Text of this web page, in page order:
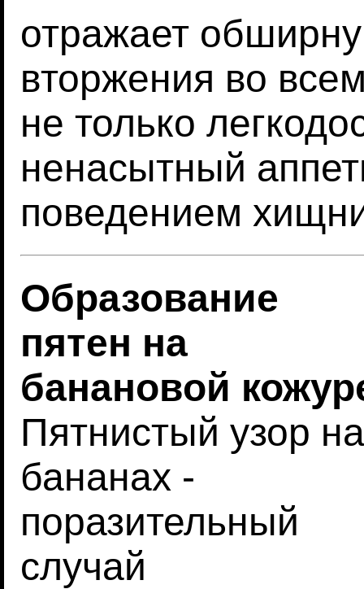
отражает
вторжения во
не только
ненасытный
поведением
Образование
пятен на
банановой
Пятнистый узор на
бананах -
поразительный
случай